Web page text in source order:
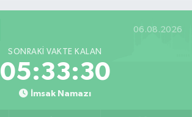
06.08.2026
SONRAKI VAKTE KALAN
05:33:30
İmsak Namazı